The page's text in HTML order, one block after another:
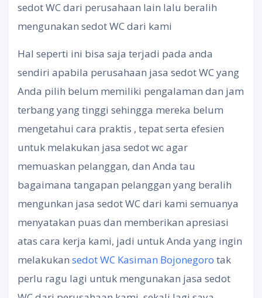
sedot WC dari perusahaan lain lalu beralih
mengunakan sedot WC dari kami
Hal seperti ini bisa saja terjadi pada anda
sendiri apabila perusahaan jasa sedot WC yang
Anda pilih belum memiliki pengalaman dan jam
terbang yang tinggi sehingga mereka belum
mengetahui cara praktis , tepat serta efesien
untuk melakukan jasa sedot wc agar
memuaskan pelanggan, dan Anda tau
bagaimana tangapan pelanggan yang beralih
mengunkan jasa sedot WC dari kami semuanya
menyatakan puas dan memberikan apresiasi
atas cara kerja kami, jadi untuk Anda yang ingin
melakukan sedot WC Kasiman Bojonegoro tak
perlu ragu lagi untuk mengunakan jasa sedot